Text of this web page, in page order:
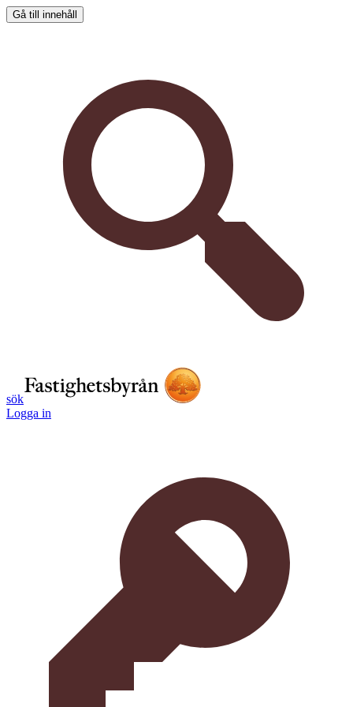
Gå till innehåll
sök
Logga in